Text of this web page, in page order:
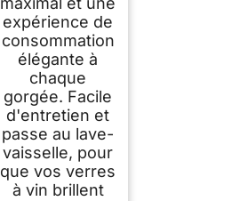
expérience de
consommation
élégante à
chaque
gorgée. Facile
d'entretien et
passe au lave-
vaisselle, pour
que vos verres
à vin brillent